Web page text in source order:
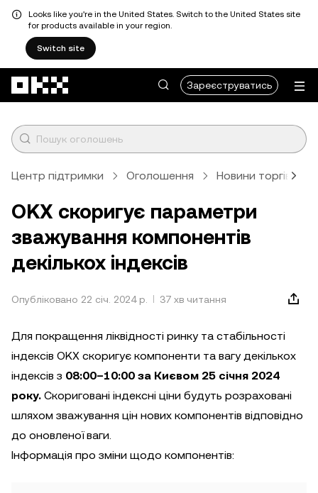
Looks like you're in the United States. Switch to the United States site
for products available in your region.
Switch site
Зареєструватись
Центр підтримки Оголошення Новини торгівлі
OKX скоригує параметри
зважування компонентів
декількох індексів
Опубліковано 22 січ. 2024 р. 37 хв читання
Для покращення ліквідності ринку та стабільності
індексів OKX скоригує компоненти та вагу декількох
індексів з 08:00–10:00 за Києвом 25 січня 2024
року. Скориговані індексні ціни будуть розраховані
шляхом зважування цін нових компонентів відповідно
до оновленої ваги.
Інформація про зміни щодо компонентів: